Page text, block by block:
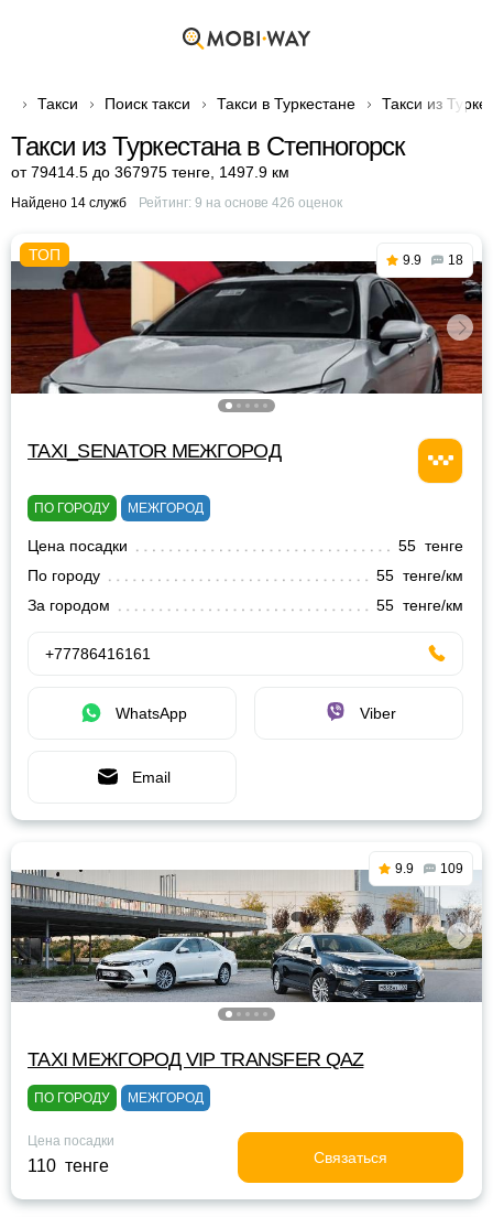
Такси Поиск такси Такси в Туркестане Такси из
Такси из Туркестана в Степногорск
от 79414.5 до 367975 тенге 1497.9 км
Найдено 14 служб Рейтинг: 9 на основе 426 оценок
9.9 18
TAXI_SENATOR МЕЖГОРОД
ПО ГОРОДУ МЕЖГОРОД
Цена посадки
55 тенге
По городу
55 тенге/км
За городом
55 тенге/км
+77786416161
WhatsApp Viber
Email
9.9 109
TAXI МЕЖГОРОД VIP TRANSFER QАZ
ПО ГОРОДУ МЕЖГОРОД
Цена посадки
110 тенге Связаться